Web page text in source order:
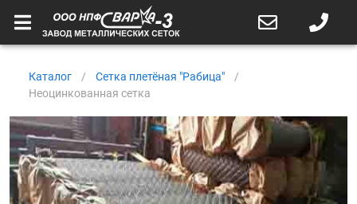
Каталог / Сетка плетёная "Рабица"
/
Неоцинкованная сетка